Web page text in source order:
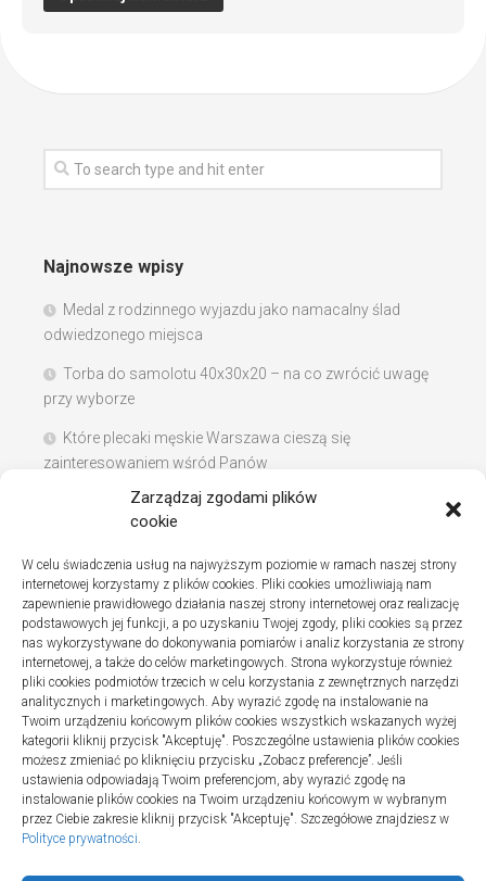
Zarządzaj zgodami plików
cookie
W celu świadczenia usług na najwyższym poziomie w ramach naszej strony
internetowej korzystamy z plików cookies. Pliki cookies umożliwiają nam
zapewnienie prawidłowego działania naszej strony internetowej oraz realizację
podstawowych jej funkcji, a po uzyskaniu Twojej zgody, pliki cookies są przez
nas wykorzystywane do dokonywania pomiarów i analiz korzystania ze strony
internetowej, a także do celów marketingowych. Strona wykorzystuje również
pliki cookies podmiotów trzecich w celu korzystania z zewnętrznych narzędzi
analitycznych i marketingowych. Aby wyrazić zgodę na instalowanie na
Twoim urządzeniu końcowym plików cookies wszystkich wskazanych wyżej
kategorii kliknij przycisk "Akceptuję". Poszczególne ustawienia plików cookies
możesz zmieniać po kliknięciu przycisku „Zobacz preferencje”. Jeśli
ustawienia odpowiadają Twoim preferencjom, aby wyrazić zgodę na
instalowanie plików cookies na Twoim urządzeniu końcowym w wybranym
przez Ciebie zakresie kliknij przycisk "Akceptuję". Szczegółowe znajdziesz w
Polityce prywatności.
Najnowsze wpisy
Medal z rodzinnego wyjazdu jako namacalny ślad
odwiedzonego miejsca
Torba do samolotu 40x30x20 – na co zwrócić uwagę
przy wyborze
Które plecaki męskie Warszawa cieszą się
zainteresowaniem wśród Panów
Instalacje sanitarne w szpitalach – jak wybrać dobrą
Na co zwracać uwagę podczas szukania noclegów
nad Bałtykiem
Najnowsze komentarze
GosiaoFizjoterapia – jak ekspresowo przywrócić
sprawność po urazie?